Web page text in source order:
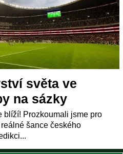
světa ve
na sázky
blíží! Prozkoumali jsme pro
šance českého